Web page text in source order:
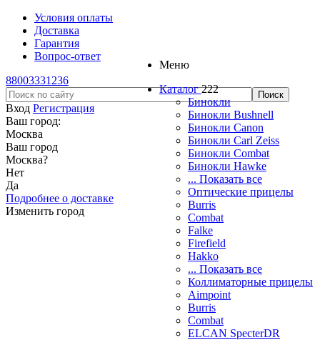
Условия оплаты
Доставка
Гарантия
Вопрос-ответ
88003331236
Вход Регистрация
Ваш город:
Москва
Ваш город
Москва?
Нет
Да
Подробнее о доставке
Изменить город
Меню
Каталог 222
Бинокли
Бинокли Bushnell
Бинокли Canon
Бинокли Carl Zeiss
Бинокли Combat
Бинокли Hawke
... Показать все
Оптические прицелы
Burris
Combat
Falke
Firefield
Hakko
... Показать все
Коллиматорные прицелы
Aimpoint
Burris
Combat
ELCAN SpecterDR